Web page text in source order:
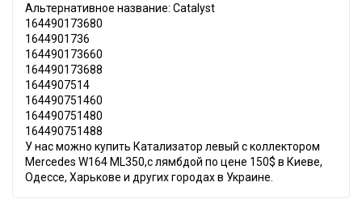
Альтернативное название: Catalyst
164490173680
1644901736
164490173660
164490173688
1644907514
164490751460
164490751480
164490751488
У нас можно купить Катализатор левый с коллектором
Mercedes W164 ML350,с лямбдой по цене 150$ в Киеве,
Одессе, Харькове и других городах в Украине.